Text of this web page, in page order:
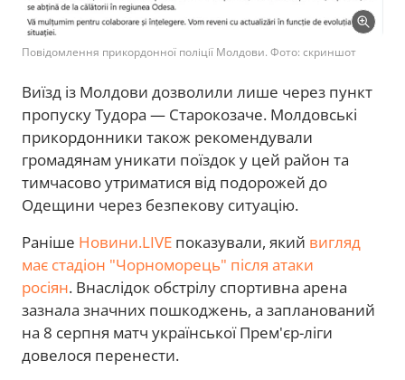
Повідомлення прикордонної поліції Молдови. Фото: скриншот
Виїзд із Молдови дозволили лише через пункт
пропуску Тудора — Старокозаче. Молдовські
прикордонники також рекомендували
громадянам уникати поїздок у цей район та
тимчасово утриматися від подорожей до
Одещини через безпекову ситуацію.
Раніше Новини.LIVE показували, який вигляд
має стадіон "Чорноморець" після атаки
росіян. Внаслідок обстрілу спортивна арена
зазнала значних пошкоджень, а запланований
на 8 серпня матч української Прем'єр-ліги
довелося перенести.